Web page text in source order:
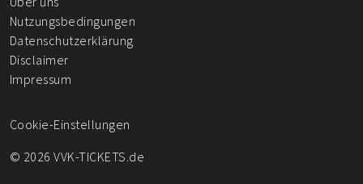
Nutzungsbedingungen
Datenschutzerklärung
Disclaimer
Impressum
© 2026 VVK-TICKETS.de
Cookie-Einstellungen